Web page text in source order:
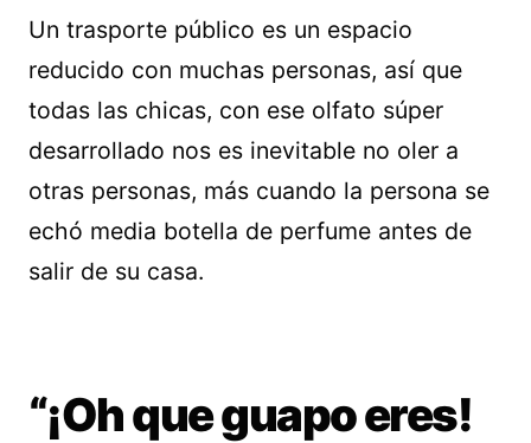
Un trasporte público es un espacio
reducido con muchas personas, así que
todas las chicas, con ese olfato súper
desarrollado nos es inevitable no oler a
otras personas, más cuando la persona se
echó media botella de perfume antes de
salir de su casa.
“¡Oh que guapo eres!